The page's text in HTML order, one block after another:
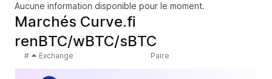
Aucune information disponible pour le moment.
Marchés Curve.fi
renBTC/wBTC/sBTC
# Exchange Paire